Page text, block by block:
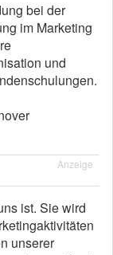
bei der
im Marketing
und
Anzeige
ist. Sie wird
unserer